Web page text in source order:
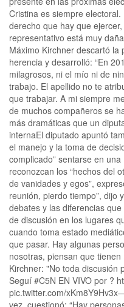
Cristina es siempre
derecho que hay que
representativo está muy
Máximo Kirchner descartó la
herencia y desarrolló: “En
milagrosos, ni el mío ni de
trabajo. El apellido no te
que trabajar. A mi siempre
de muchos compañeros se
más dramáticas que un
internaEl diputado apuntó
el manejo y la toma de
complicado” sentarse en
reconozcan los “hechos del
de vanidades y egos”,
reunión, pierdo tiempo”, dijo
debates y las diferencias
de discusión en los lugares
cuando toma estado
que pasar. Hay algunas
nosotras, piensan que
Kirchner: "No toda discusión
Seguí #C5N EN VIVO por ?
pic.twitter.com/
vez, cuestionó: “Hay